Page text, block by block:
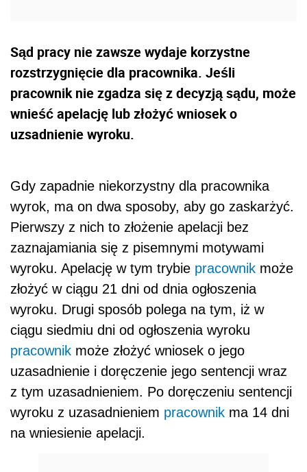
Sąd pracy nie zawsze wydaje korzystne
rozstrzygnięcie dla pracownika. Jeśli
pracownik nie zgadza się z decyzją sądu, może
wnieść apelację lub złożyć wniosek o
uzsadnienie wyroku.
Gdy zapadnie niekorzystny dla pracownika
wyrok, ma on dwa sposoby, aby go zaskarżyć.
Pierwszy z nich to złożenie apelacji bez
zaznajamiania się z pisemnymi motywami
wyroku. Apelację w tym trybie pracownik może
złożyć w ciągu 21 dni od dnia ogłoszenia
wyroku. Drugi sposób polega na tym, iż w
ciągu siedmiu dni od ogłoszenia wyroku
pracownik może złożyć wniosek o jego
uzasadnienie i doręczenie jego sentencji wraz
z tym uzasadnieniem. Po doręczeniu sentencji
wyroku z uzasadnieniem pracownik ma 14 dni
na wniesienie apelacji.